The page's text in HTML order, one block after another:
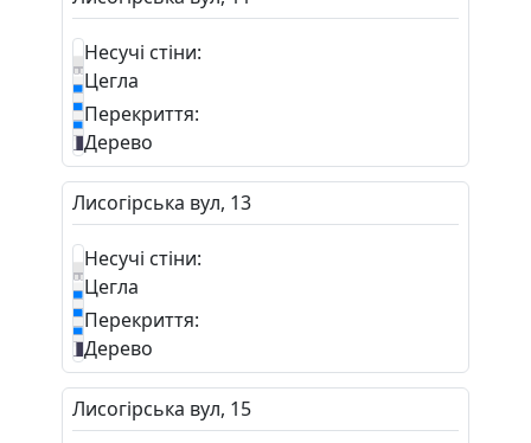
Несучі стіни:
Цегла
Перекриття:
Дерево
Лисогірська вул, 13
Несучі стіни:
Цегла
Перекриття:
Дерево
Лисогірська вул, 15